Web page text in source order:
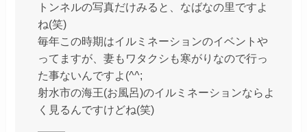
トンネルの写真だけみると、なばなの里ですよ
ね(笑)
毎年この時期はイルミネーションのイベントや
ってますが、妻もワタクシも寒がりなので行っ
た事ないんですよ(^^;
射水市の海王(お風呂)のイルミネーションならよ
く見るんですけどね(笑)